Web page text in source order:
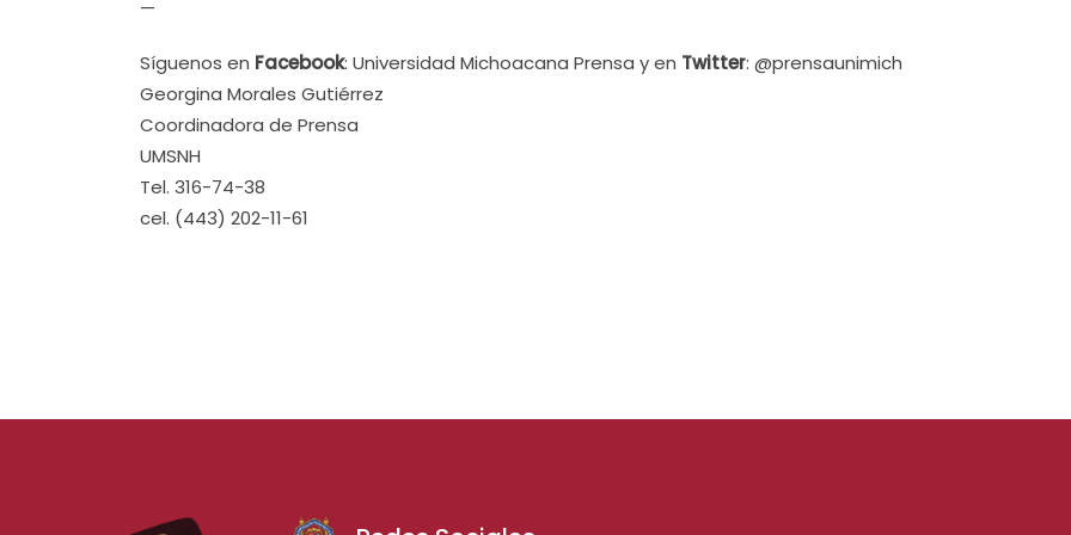
—
Síguenos en Facebook: Universidad Michoacana Prensa y en Twitter: @prensaunimich
Georgina Morales Gutiérrez
Coordinadora de Prensa
UMSNH
Tel. 316-74-38
cel. (443) 202-11-61